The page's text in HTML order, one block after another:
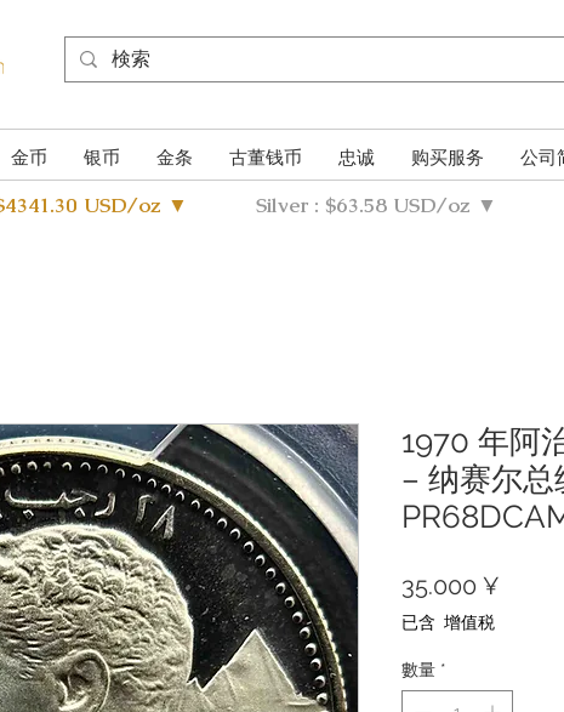
金币 银币 金条 古董钱币 忠诚 购买服务 公司
USD/oz ▼ Silver : $63.58 USD/oz ▼
1970 年阿
– 纳赛尔总
35.000 ¥
已含 增值税
數量 *